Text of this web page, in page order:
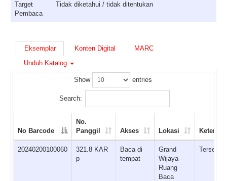
Target
Pembaca
Tidak diketahui / tidak ditentukan
Eksemplar Konten Digital
MARC
Unduh Katalog
Show entries
Search:
No Barcode
No.
Panggil
Akses Lokasi
20240200100060
321.8 KAR
p
Baca di
tempat
Grand
Wijaya -
Ruang
Baca
Tersedia